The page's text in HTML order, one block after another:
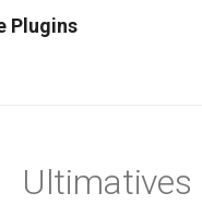
Plugins
Ultimatives